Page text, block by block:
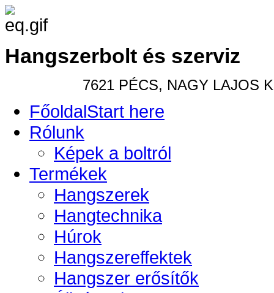
Hangszerbolt és szerviz
7621 PÉCS, NAGY LAJOS
FőoldalStart here
Rólunk
Képek a boltról
Termékek
Hangszerek
Hangtechnika
Húrok
Hangszereffektek
Hangszer erősítők